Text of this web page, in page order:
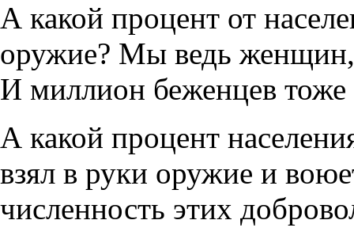
А какой процент от
оружие? Мы ведь женщин,
И миллион беженцев тоже
А какой процент
взял в руки оружие и
численность этих